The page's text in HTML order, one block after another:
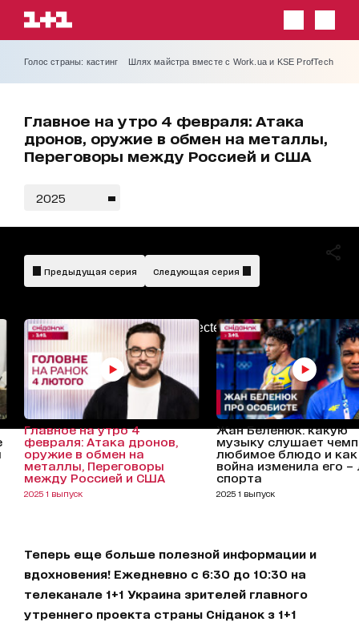
Голос страны: кастинг Шлях майстра вместе с Work.ua и KSE ProfTech
Главное на утро 4 февраля: Атака
дронов, оружие в обмен на металлы,
Переговоры между Россией и США
2025
AdBlockDetected!
Предыдущая серия Следующая серия
Главное на утро 4
февраля: Атака дронов,
оружие в обмен на
металлы, Переговоры
между Россией и США
2025 1 выпуск
Жан Беленюк: какую
музыку слушает
любимое блюдо и как
война изменила его
спорта
2025 1 выпуск
Теперь еще больше полезной информации и
вдохновения! Ежедневно с 6:30 до 10:30 на
телеканале 1+1 Украина зрителей главного
утреннего проекта страны Сніданок з 1+1